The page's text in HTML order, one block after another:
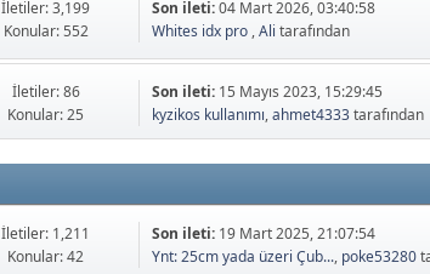
İletiler: 3,199
Konular: 552
Son ileti:04 Mart 2026, 03:40:58
Whites idx pro,Ali tarafından
İletiler: 86
Konular: 25
Son ileti: 15 Mayıs 2023, 15:29:45
kyzikos kullanımı,ahmet4333tarafından
İletiler: 1,211
Konular: 42
Son ileti: 19 Mart 2025, 21:07:54
Ynt: 25cm yada üzeri Çub..., poke53280